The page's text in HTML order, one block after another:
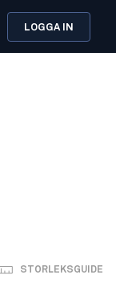
LOGGA IN
STORLEKSGUIDE